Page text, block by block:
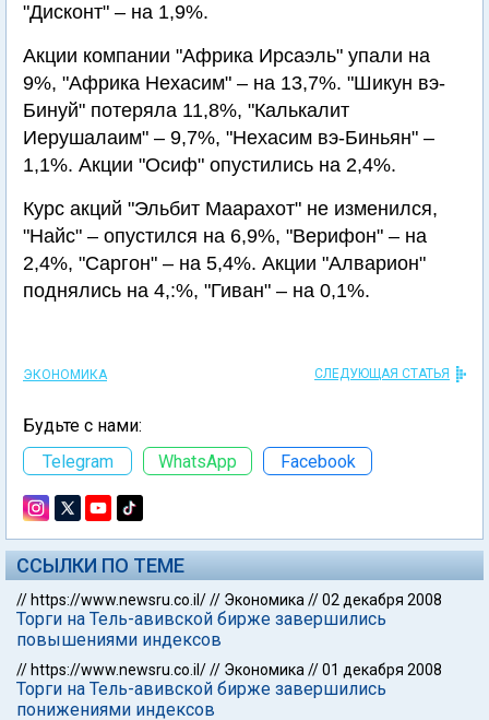
"Дисконт" – на 1,9%.
Акции компании "Африка Ирсаэль" упали на
9%, "Африка Нехасим" – на 13,7%. "Шикун вэ-
Бинуй" потеряла 11,8%, "Калькалит
Иерушалаим" – 9,7%, "Нехасим вэ-Биньян" –
1,1%. Акции "Осиф" опустились на 2,4%.
Курс акций "Эльбит Маарахот" не изменился,
"Найс" – опустился на 6,9%, "Верифон" – на
2,4%, "Саргон" – на 5,4%. Акции "Алварион"
поднялись на 4,:%, "Гиван" – на 0,1%.
ЭКОНОМИКА СЛЕДУЮЩАЯ СТАТЬЯ
Будьте с нами:
Telegram
WhatsApp Facebook
ССЫЛКИ ПО ТЕМЕ
// https://www.newsru.co.il/// Экономика //02 декабря 2008
Торги на Тель-авивской бирже завершились
повышениями индексов
// https://www.newsru.co.il/// Экономика //01 декабря 2008
Торги на Тель-авивской бирже завершились
понижениями индексов